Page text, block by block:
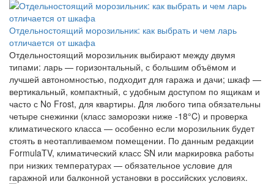
Отдельностоящий морозильник: как выбрать и чем ларь
отличается от шкафа
Отдельностоящий морозильник выбирают между двумя
типами: ларь — горизонтальный, с большим объёмом и
лучшей автономностью, подходит для гаража и дачи; шкаф —
вертикальный, компактный, с удобным доступом по ящикам и
часто с No Frost, для квартиры. Для любого типа обязательны
четыре снежинки (класс заморозки ниже -18°C) и проверка
климатического класса — особенно если морозильник будет
стоять в неотапливаемом помещении. По данным редакции
FormulaTV, климатический класс SN или маркировка работы
при низких температурах — обязательное условие для
гаражной или балконной установки в российских условиях.